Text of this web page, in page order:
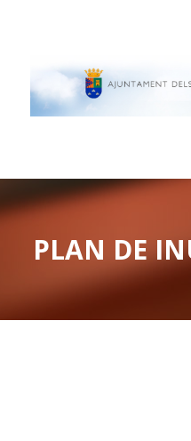
PLAN DE